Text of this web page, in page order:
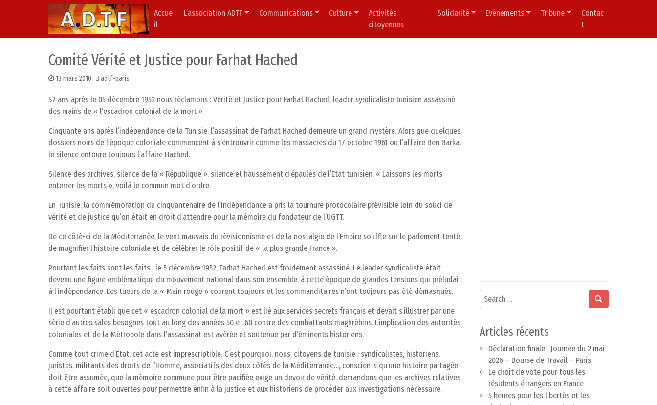
Skip to content
Main Navigation
Accue
il
L’association ADTF Communications Culture
Activités
citoyennes
Solidarité Evènements Tribune
Contac
t
Comité Vérité et Justice pour Farhat Hached
13 mars 2010 adtf-paris
57 ans après le 05 décembre 1952 nous réclamons : Vérité et Justice pour Farhat Hached, leader syndicaliste tunisien assassiné
des mains de « l’escadron colonial de la mort »
Cinquante ans après l’indépendance de la Tunisie, l’assassinat de Farhat Hached demeure un grand mystère. Alors que quelques
dossiers noirs de l’époque coloniale commencent à s’entrouvrir comme les massacres du 17 octobre 1961 ou l’affaire Ben Barka,
le silence entoure toujours l’affaire Hached.
Silence des archives, silence de la « République », silence et haussement d’épaules de l’Etat tunisien. « Laissons les morts
enterrer les morts », voilà le commun mot d’ordre.
En Tunisie, la commémoration du cinquantenaire de l’indépendance a pris la tournure protocolaire prévisible loin du souci de
vérité et de justice qu’on était en droit d’attendre pour la mémoire du fondateur de l’UGTT.
De ce côté-ci de la Méditerranée, le vent mauvais du révisionnisme et de la nostalgie de l’Empire souffle sur le parlement tenté
de magnifier l’histoire coloniale et de célébrer le rôle positif de « la plus grande France ».
Pourtant les faits sont les faits : le 5 décembre 1952, Farhat Hached est froidement assassiné. Le leader syndicaliste était
devenu une figure emblématique du mouvement national dans son ensemble, à cette époque de grandes tensions qui préludait
à l’indépendance. Les tueurs de la « Main rouge » courent toujours et les commanditaires n’ont toujours pas été démasqués.
Il est pourtant établi que cet « escadron colonial de la mort » est lié aux services secrets français et devait s’illustrer par une
série d’autres sales besognes tout au long des années 50 et 60 contre des combattants maghrébins. L’implication des autorités
coloniales et de la Métropole dans l’assassinat est avérée et soutenue par d’éminents historiens.
Comme tout crime d’Etat, cet acte est imprescriptible. C’est pourquoi, nous, citoyens de tunisie : syndicalistes, historiens,
juristes, militants des droits de l’Homme, associatifs des deux côtés de la Méditerranée…, conscients qu’une histoire partagée
doit être assumée, que la mémoire commune pour être pacifiée exige un devoir de vérité, demandons que les archives relatives
à cette affaire soit ouvertes pour permettre enfin à la justice et aux historiens de procéder aux investigations nécessaire.
Search
Articles récents
Déclaration finale : Journée du 2 mai
2026 – Bourse de Travail – Paris
Le droit de vote pour tous les
résidents étrangers en France
5 heures pour les libertés et les